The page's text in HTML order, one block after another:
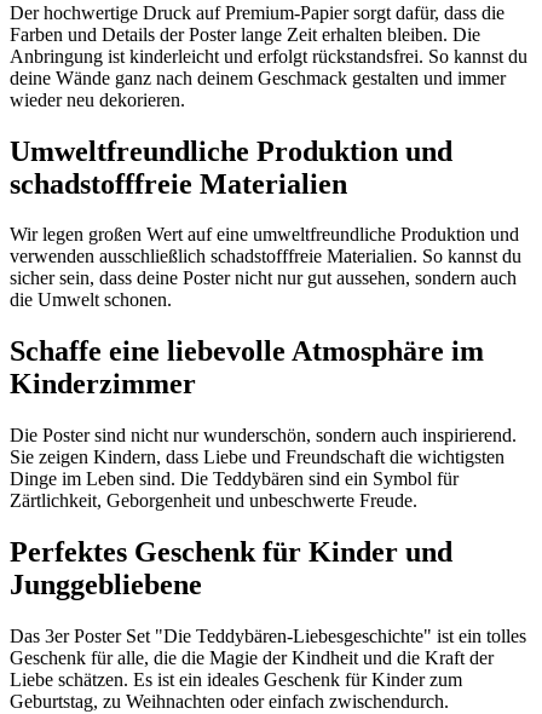
Der hochwertige Druck auf Premium-Papier sorgt dafür, dass die
Farben und Details der Poster lange Zeit erhalten bleiben. Die
Anbringung ist kinderleicht und erfolgt rückstandsfrei. So kannst du
deine Wände ganz nach deinem Geschmack gestalten und immer
wieder neu dekorieren.
Umweltfreundliche Produktion und
schadstofffreie Materialien
Wir legen großen Wert auf eine umweltfreundliche Produktion und
verwenden ausschließlich schadstofffreie Materialien. So kannst du
sicher sein, dass deine Poster nicht nur gut aussehen, sondern auch
die Umwelt schonen.
Schaffe eine liebevolle Atmosphäre im
Kinderzimmer
Die Poster sind nicht nur wunderschön, sondern auch inspirierend.
Sie zeigen Kindern, dass Liebe und Freundschaft die wichtigsten
Dinge im Leben sind. Die Teddybären sind ein Symbol für
Zärtlichkeit, Geborgenheit und unbeschwerte Freude.
Perfektes Geschenk für Kinder und
Junggebliebene
Das 3er Poster Set "Die Teddybären-Liebesgeschichte" ist ein tolles
Geschenk für alle, die die Magie der Kindheit und die Kraft der
Liebe schätzen. Es ist ein ideales Geschenk für Kinder zum
Geburtstag, zu Weihnachten oder einfach zwischendurch.